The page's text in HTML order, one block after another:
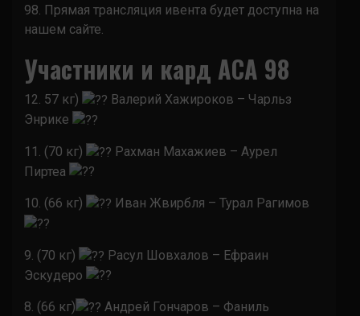
98. Прямая трансляция ивента будет доступна на
нашем сайте.
Участники и кард ACA 98
12. 57 кг)
Валерий Хажироков – Чарльз
Энрике
11. (70 кг)
Рахман Махажиев – Аурел
Пиртеа
10. (66 кг) Иван Жвирбля – Турал Рагимов
9. (70 кг)
Расул Шовхалов – Ефраин
Эскудеро
8. (66 кг)
Андрей Гончаров – Фаниль